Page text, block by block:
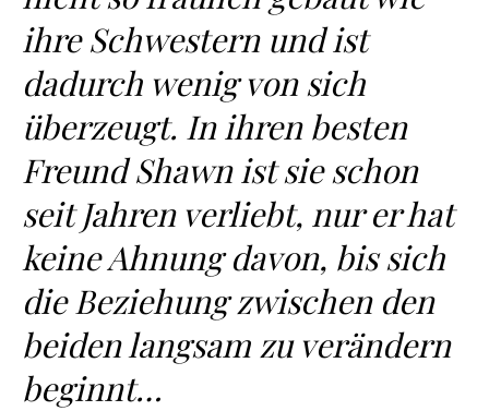
ihre Schwestern und ist
dadurch wenig von sich
überzeugt. In ihren besten
Freund Shawn ist sie schon
seit Jahren verliebt, nur er hat
keine Ahnung davon, bis sich
die Beziehung zwischen den
beiden langsam zu verändern
beginnt…